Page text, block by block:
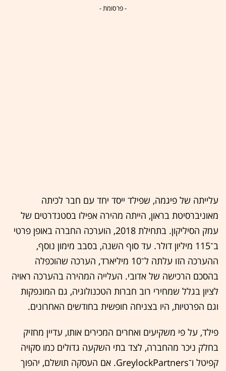
- פרסומת -
עלייתה של פיגמה, שפילד ייסד יחד עם חבר לכיתה
מאוניברסיטת בראון, הייתה מהירה אפילו בסטנדרטים של
עמק הסיליקון. בתחילת 2018, הוערכה החברה באופן פרטי
ב־115 מיליון דולר. עד סוף השנה, בסבב מימון נוסף,
ההערכה הזו עלתה ל־10 מיליארד, הערכה שהוכפלה
בהסכם הרכישה של אדובי. העלייה המהירה בהערכה ראויה
לציון בגלל שמחירי רוב חברות הטכנולוגיה, גם המונפקות
וגם הפרטיות, היו בצניחה חופשית בחודשים האחרונים.
פילד, על פי משקיעים ואחרים המכירים אותו, עדיין מחזיק
בחלק ניכר מהחברה, לצד בתי השקעה גדולים כמו סקויה
קפיטל ו־GreylockPartners. אם העסקה תושלם, יהפוך